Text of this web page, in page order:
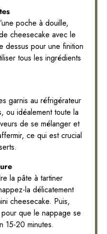
poche à douille,
cheesecake avec le
dessus pour une finition
tous les ingrédients
garnis au réfrigérateur
ou idéalement toute la
de se mélanger et
ce qui est crucial
la pâte à tartiner
la délicatement
cheesecake. Puis,
que le nappage se
15-20 minutes.